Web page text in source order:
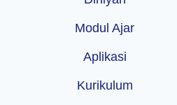
Modul Ajar
Aplikasi
Kurikulum